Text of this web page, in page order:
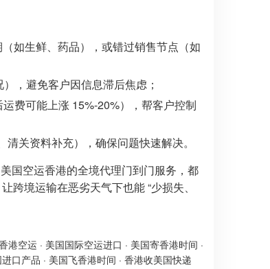
如生鲜、药品），或错过销售节点（如
，避免客户因信息滞后焦虑；
费可能上涨 15%-20%），帮客户控制
关资料补充），确保问题快速解决。
国空运香港的全境代理门到门服务，都
跨境运输在恶劣天气下也能 “少损失、
港空运 · 美国国际空运进口 · 美国寄香港时间 ·
口产品 · 美国飞香港时间 · 香港收美国快递